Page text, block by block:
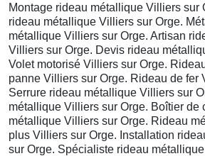
Montage rideau métallique Villiers sur
rideau métallique Villiers sur Orge.
métallique Villiers sur Orge. Artisan
Villiers sur Orge. Devis rideau
Volet motorisé Villiers sur Orge.
panne Villiers sur Orge. Rideau de fer
Serrure rideau métallique Villiers sur
métallique Villiers sur Orge. Boîtier de
métallique Villiers sur Orge. Rideau
plus Villiers sur Orge. Installation
sur Orge. Spécialiste rideau